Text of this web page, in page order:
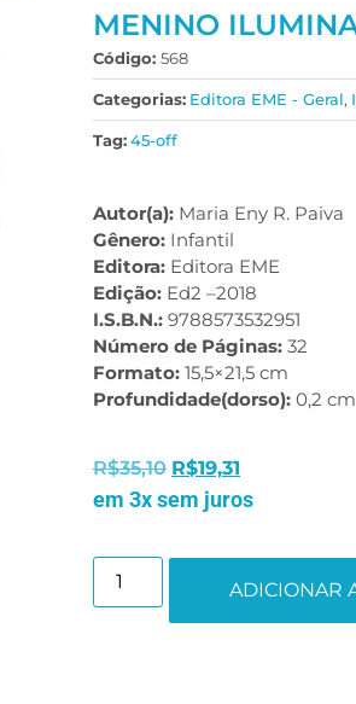
MENINO
Código: 568
Categorias: Editora EME - Geral,
Tag:45-off
Autor(a): Maria Eny R. Paiva
Gênero: Infantil
Editora: Editora EME
Edição: Ed2 –2018
I.S.B.N.: 9788573532951
Número de Páginas: 32
Formato: 15,5×21,5 cm
Profundidade(dorso): 0,2 cm
R$35,10 R$19,31
em 3x sem juros
ADICIONAR